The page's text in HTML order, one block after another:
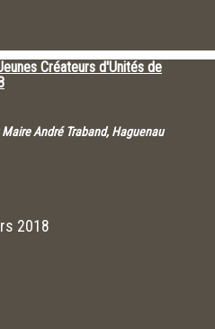
Créateurs d'Unités de
André Traband, Haguenau
2018